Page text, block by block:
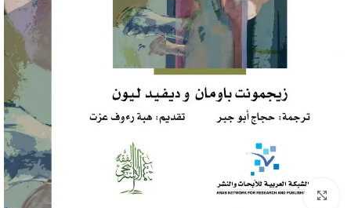
Click to enlarge